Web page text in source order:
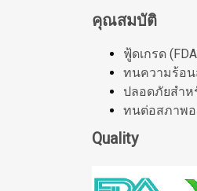
คุณสมบัติ
ฟู้ดเกรด
ทนความร้อน
ปลอดภัยสำห
ทนต่อสภาพอ
Quality